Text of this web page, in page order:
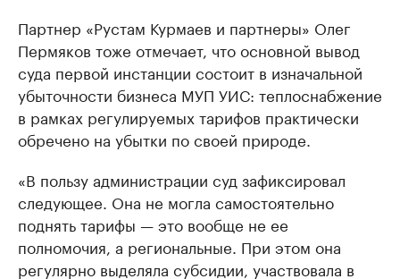
Партнер «Рустам Курмаев и партнеры» Олег
Пермяков тоже отмечает, что основной вывод
суда первой инстанции состоит в изначальной
убыточности бизнеса МУП УИС: теплоснабжение
в рамках регулируемых тарифов практически
обречено на убытки по своей природе.
«В пользу администрации суд зафиксировал
следующее. Она не могла самостоятельно
поднять тарифы — это вообще не ее
полномочия, а региональные. При этом она
регулярно выделяла субсидии, участвовала в